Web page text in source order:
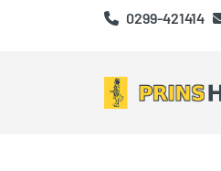
0299-421414